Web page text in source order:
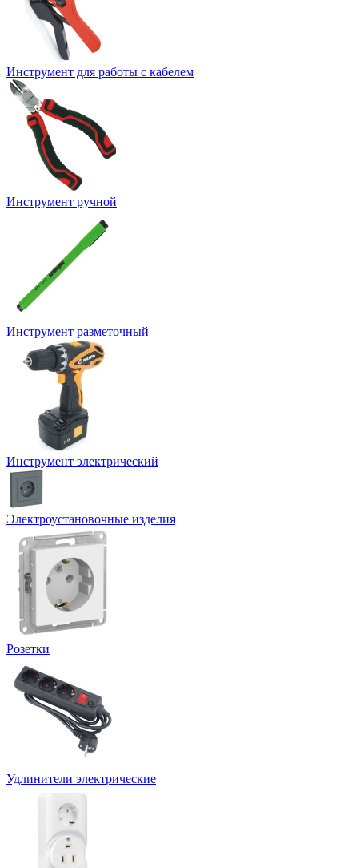
Инструмент для работы с кабелем
Инструмент ручной
Инструмент разметочный
Инструмент электрический
Электроустановочные изделия
Розетки
Удлинители электрические